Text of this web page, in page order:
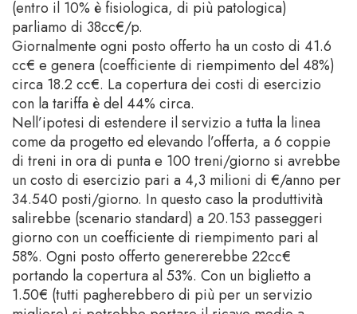
(entro il 10% è fisiologica, di più patologica)
parliamo di 38cc€/p.
Giornalmente ogni posto offerto ha un costo di 41.6
cc€ e genera (coefficiente di riempimento del 48%)
circa 18.2 cc€. La copertura dei costi di esercizio
con la tariffa è del 44% circa.
Nell’ipotesi di estendere il servizio a tutta la linea
come da progetto ed elevando l’offerta, a 6 coppie
di treni in ora di punta e 100 treni/giorno si avrebbe
un costo di esercizio pari a 4,3 milioni di €/anno per
34.540 posti/giorno. In questo caso la produttività
salirebbe (scenario standard) a 20.153 passeggeri
giorno con un coefficiente di riempimento pari al
58%. Ogni posto offerto genererebbe 22cc€
portando la copertura al 53%. Con un biglietto a
1.50€ (tutti pagherebbero di più per un servizio